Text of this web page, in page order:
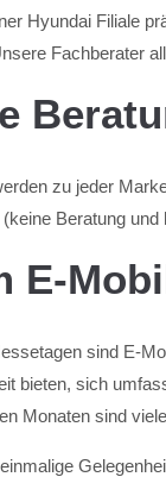
Hyundai Filiale
Fachberater
zu jeder
Beratung
E-
sind E-
bieten, sich
Monaten sind